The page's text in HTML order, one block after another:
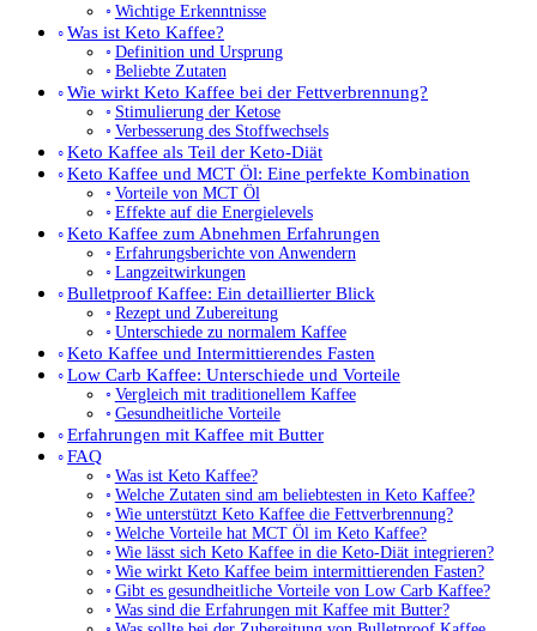
Wichtige Erkenntnisse
Was ist Keto Kaffee?
Definition und Ursprung
Beliebte Zutaten
Wie wirkt Keto Kaffee bei der Fettverbrennung?
Stimulierung der Ketose
Verbesserung des Stoffwechsels
Keto Kaffee als Teil der Keto-Diät
Keto Kaffee und MCT Öl: Eine perfekte Kombination
Vorteile von MCT Öl
Effekte auf die Energielevels
Keto Kaffee zum Abnehmen Erfahrungen
Erfahrungsberichte von Anwendern
Langzeitwirkungen
Bulletproof Kaffee: Ein detaillierter Blick
Rezept und Zubereitung
Unterschiede zu normalem Kaffee
Keto Kaffee und Intermittierendes Fasten
Low Carb Kaffee: Unterschiede und Vorteile
Vergleich mit traditionellem Kaffee
Gesundheitliche Vorteile
Erfahrungen mit Kaffee mit Butter
FAQ
Was ist Keto Kaffee?
Welche Zutaten sind am beliebtesten in Keto Kaffee?
Wie unterstützt Keto Kaffee die Fettverbrennung?
Welche Vorteile hat MCT Öl im Keto Kaffee?
Wie lässt sich Keto Kaffee in die Keto-Diät integrieren?
Wie wirkt Keto Kaffee beim intermittierenden Fasten?
Gibt es gesundheitliche Vorteile von Low Carb Kaffee?
Was sind die Erfahrungen mit Kaffee mit Butter?